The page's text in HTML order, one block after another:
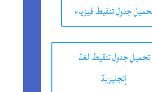
جدول تنقيط فيزياء
تحميل جدول تنقيط لغة
إنجليزية